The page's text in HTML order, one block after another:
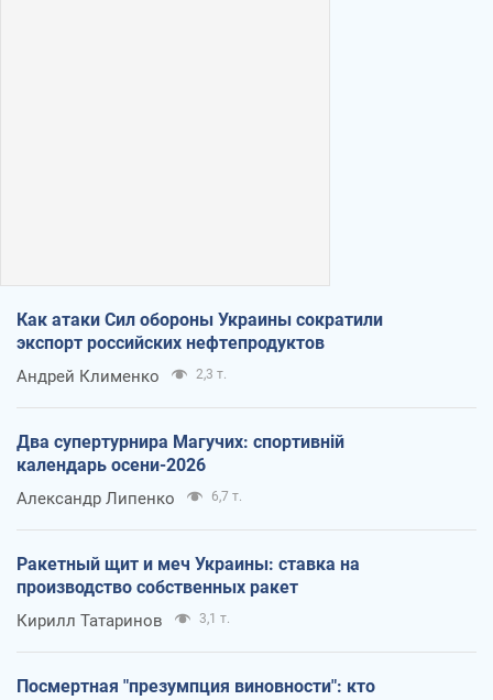
Как атаки Сил обороны Украины сократили
экспорт российских нефтепродуктов
Андрей Клименко 2,3 т.
Два супертурнира Магучих: спортивній
календарь осени-2026
Александр Липенко 6,7 т.
Ракетный щит и меч Украины: ставка на
производство собственных ракет
Кирилл Татаринов 3,1 т.
Посмертная "презумпция виновности": кто